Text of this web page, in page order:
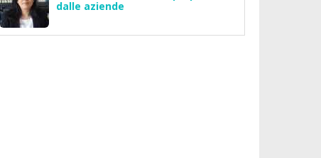
dalle aziende